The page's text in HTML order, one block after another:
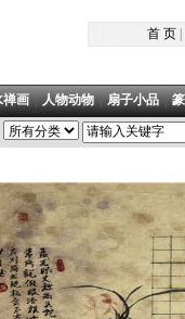
首 页|
禅画|人物动物|扇子小品|